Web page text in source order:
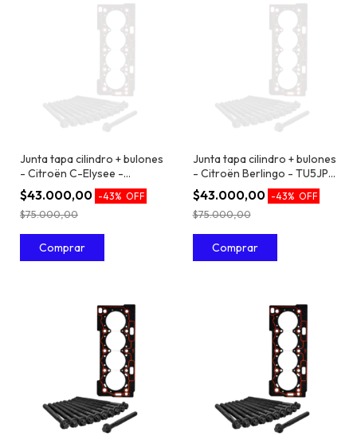
Junta tapa cilindro + bulones
- Citroën C-Elysee -
TU5JP4 / EC5 1.6 16V
$43.000,00 -43% OFF
$75.000,00
Junta tapa cilindro + bulones
- Citroën Berlingo - TU5JP4
/ EC5 1.6 16V
$43.000,00 -43% OFF
$75.000,00